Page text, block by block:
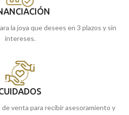
la joya que desees en 3 plazos y sin
intereses.
venta para recibir asesoramiento y